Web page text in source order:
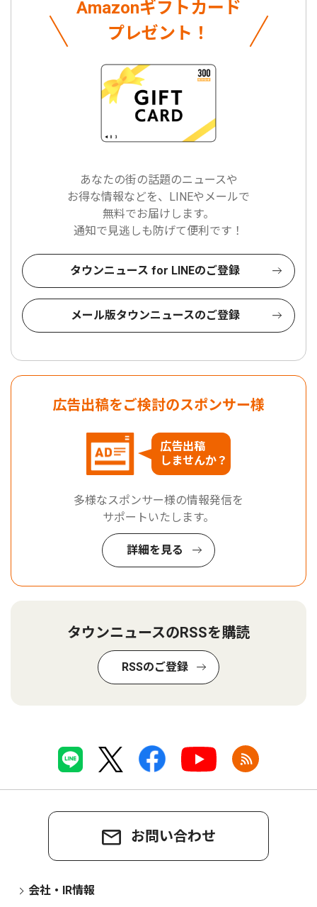
Amazonギフトカード
プレゼント！
あなたの街の話題のニュースや
お得な情報などを、LINEやメールで
無料でお届けします。
通知で見逃しも防げて便利です！
タウンニュース for LINEのご登録
メール版タウンニュースのご登録
広告出稿をご検討のスポンサー様
広告出稿
しませんか？
多様なスポンサー様の情報発信を
サポートいたします。
詳細を見る
タウンニュースのRSSを購読
RSSのご登録
お問い合わせ
会社・IR情報